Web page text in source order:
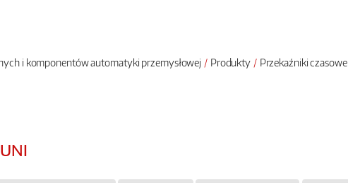
i komponentów automatyki przemysłowej Produkty Przekaźniki czasowe